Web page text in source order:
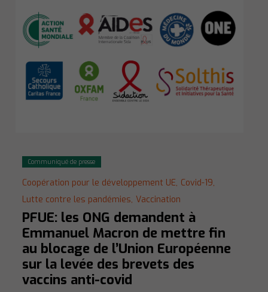
Communiqué de presse
Coopération pour le développement UE, Covid-19,
Lutte contre les pandémies, Vaccination
PFUE: les ONG demandent à
Emmanuel Macron de mettre fin
au blocage de l’Union Européenne
sur la levée des brevets des
vaccins anti-covid